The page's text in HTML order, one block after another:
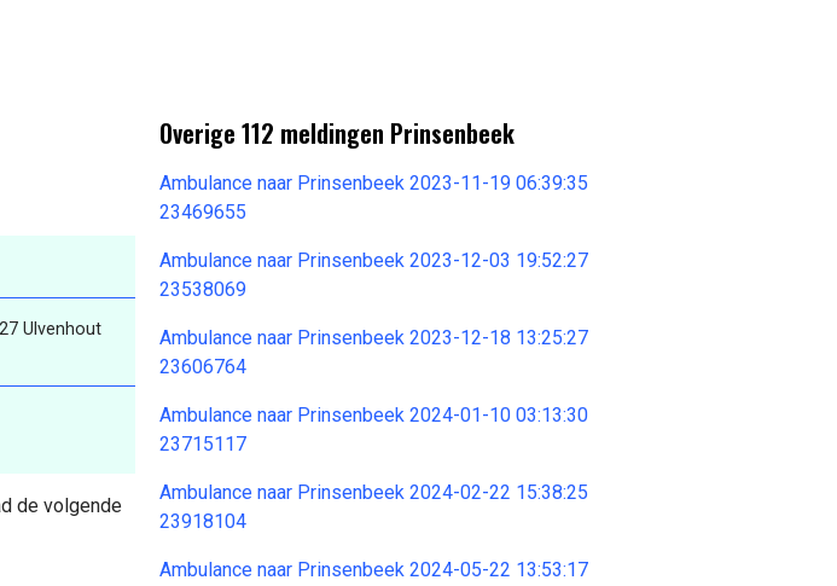
Ulvenhout
de volgende
Overige 112 meldingen Prinsenbeek
Ambulance naar Prinsenbeek 2023-11-19 06:39:35
23469655
Ambulance naar Prinsenbeek 2023-12-03 19:52:27
23538069
Ambulance naar Prinsenbeek 2023-12-18 13:25:27
23606764
Ambulance naar Prinsenbeek 2024-01-10 03:13:30
23715117
Ambulance naar Prinsenbeek 2024-02-22 15:38:25
23918104
Ambulance naar Prinsenbeek 2024-05-22 13:53:17